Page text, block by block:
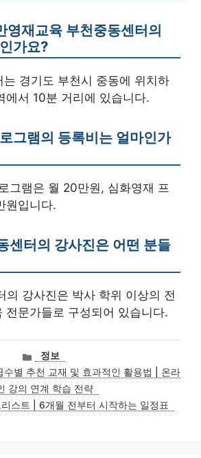
영재교육 부천중동센터의
가요?
는 경기도 부천시 중동에 위치하
에서 10분 거리에 있습니다.
그램의 등록비는 얼마인가
그램은 월 20만원, 심화영재 프
원입니다.
센터의 강사진은 어떤 분들
의 강사진은 박사 학위 이상의 전
전문가들로 구성되어 있습니다.
카
테
고
리
정보
수별 추천 교재 및 효과적인 활용법 | 온라
강의 연계 학습 전략
스트 | 6개월 전부터 시작하는 일정표